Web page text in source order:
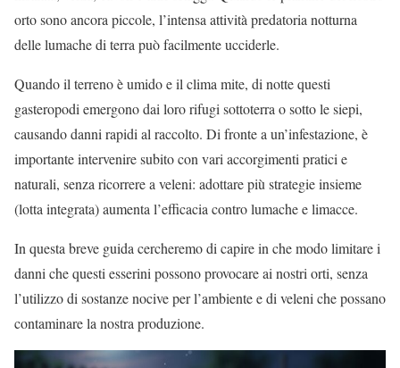
orto sono ancora piccole, l’intensa attività predatoria notturna
delle lumache di terra può facilmente ucciderle.
Quando il terreno è umido e il clima mite, di notte questi
gasteropodi emergono dai loro rifugi sottoterra o sotto le siepi,
causando danni rapidi al raccolto. Di fronte a un’infestazione, è
importante intervenire subito con vari accorgimenti pratici e
naturali, senza ricorrere a veleni: adottare più strategie insieme
(lotta integrata) aumenta l’efficacia contro lumache e limacce.
In questa breve guida cercheremo di capire in che modo limitare i
danni che questi esserini possono provocare ai nostri orti, senza
l’utilizzo di sostanze nocive per l’ambiente e di veleni che possano
contaminare la nostra produzione.